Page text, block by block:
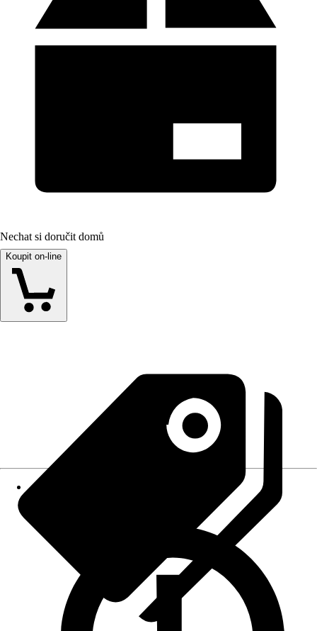
Nechat si doručit domů
Koupit on-line